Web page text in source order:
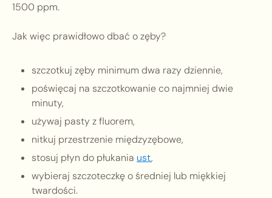
1500 ppm.
Jak więc prawidłowo dbać o zęby?
szczotkuj zęby minimum dwa razy dziennie,
poświęcaj na szczotkowanie co najmniej dwie
minuty,
używaj pasty z fluorem,
nitkuj przestrzenie międzyzębowe,
stosuj płyn do płukania ust,
wybieraj szczoteczkę o średniej lub miękkiej
twardości.